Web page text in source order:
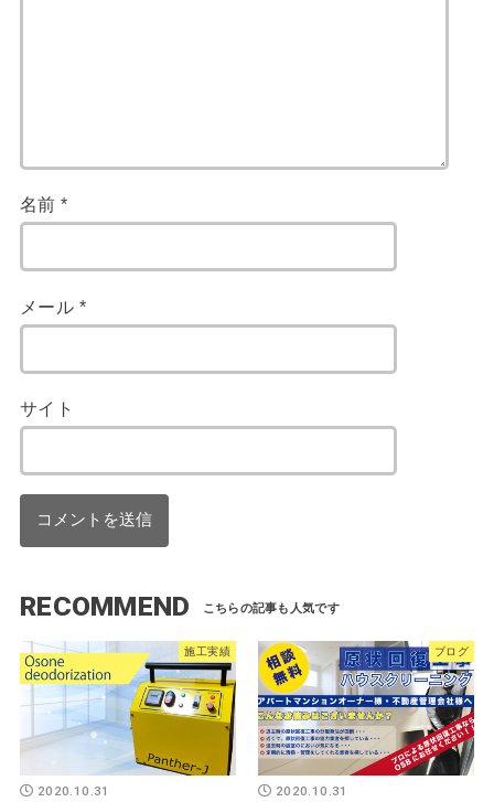
名前*
メール *
サイト
RECOMMEND
施工実績
2020.10.31
ブログ
2020.10.31